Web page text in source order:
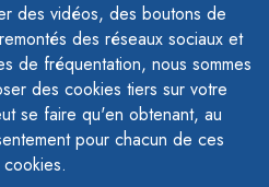
des vidéos, des boutons de
des réseaux sociaux et
de fréquentation, nous sommes
des cookies tiers sur votre
se faire qu'en obtenant, au
pour chacun de ces
cookies.
CONFORME
DU SITE
LÉGALES
LA PROTECTION DES DONNÉES
DES COOKIES